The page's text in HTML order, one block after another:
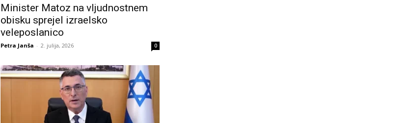
Minister Matoz na vljudnostnem
obisku sprejel izraelsko
veleposlanico
Petra Janša - 2. julija, 2026 0